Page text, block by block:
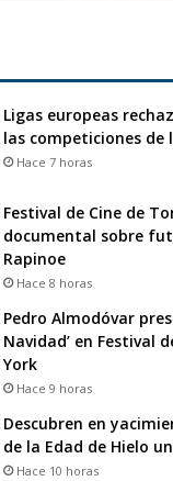
Ligas europeas
las competiciones de
Hace 7 horas
Festival de Cine de
documental sobre
Rapinoe
Hace 8 horas
Pedro Almodóvar
Navidad’ en Festival
York
Hace 9 horas
Descubren en
de la Edad de Hielo
Hace 10 horas